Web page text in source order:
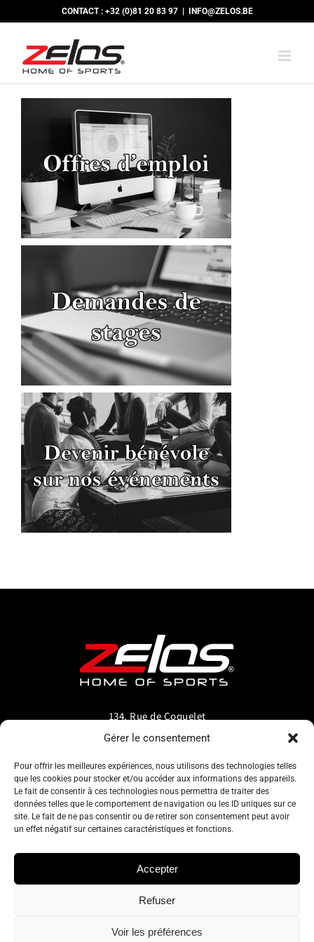
Gérer le consentement
Pour offrir les meilleures expériences, nous utilisons des technologies telles
que les cookies pour stocker et/ou accéder aux informations des appareils.
Le fait de consentir à ces technologies nous permettra de traiter des
données telles que le comportement de navigation ou les ID uniques sur ce
site. Le fait de ne pas consentir ou de retirer son consentement peut avoir
un effet négatif sur certaines caractéristiques et fonctions.
Accepter
Refuser
Voir les préférences
CONTACT : +32 (0)81 20 83 97 INFO@ZELOS.BE
134, Rue de Coquelet
5000 Bouge-Namur
info@zelos.be
Tel : +32(0) 81/20.83.97
TVA : 0695.625.206
–Conditions générales d’utilisation